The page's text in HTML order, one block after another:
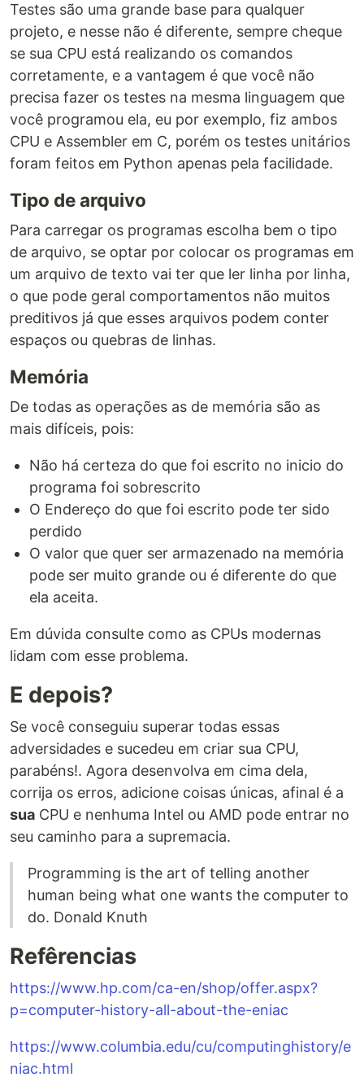
Testes são uma grande base para qualquer
projeto, e nesse não é diferente, sempre cheque
se sua CPU está realizando os comandos
corretamente, e a vantagem é que você não
precisa fazer os testes na mesma linguagem que
você programou ela, eu por exemplo, fiz ambos
CPU e Assembler em C, porém os testes unitários
foram feitos em Python apenas pela facilidade.
Tipo de arquivo
Para carregar os programas escolha bem o tipo
de arquivo, se optar por colocar os programas em
um arquivo de texto vai ter que ler linha por linha,
o que pode geral comportamentos não muitos
preditivos já que esses arquivos podem conter
espaços ou quebras de linhas.
Memória
De todas as operações as de memória são as
mais difíceis, pois:
Não há certeza do que foi escrito no inicio do
programa foi sobrescrito
O Endereço do que foi escrito pode ter sido
perdido
O valor que quer ser armazenado na memória
pode ser muito grande ou é diferente do que
ela aceita.
Em dúvida consulte como as CPUs modernas
lidam com esse problema.
E depois?
Se você conseguiu superar todas essas
adversidades e sucedeu em criar sua CPU,
parabéns!. Agora desenvolva em cima dela,
corrija os erros, adicione coisas únicas, afinal é a
sua CPU e nenhuma Intel ou AMD pode entrar no
seu caminho para a supremacia.
Programming is the art of telling another
human being what one wants the computer to
do. Donald Knuth
Refêrencias
https://www.hp.com/ca-en/shop/offer.aspx?
p=computer-history-all-about-the-eniac
https://www.columbia.edu/cu/computinghistory/e
niac.html